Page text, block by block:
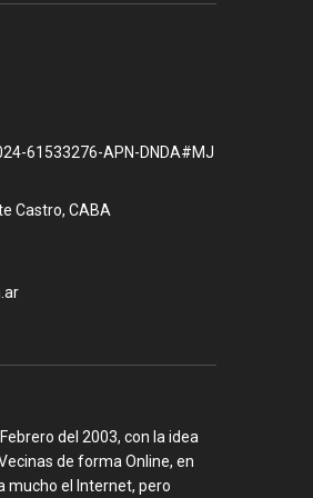
61533276-APN-DNDA#MJ
Castro, CABA
del 2003, con la idea
de forma Online, en
mucho el Internet, pero